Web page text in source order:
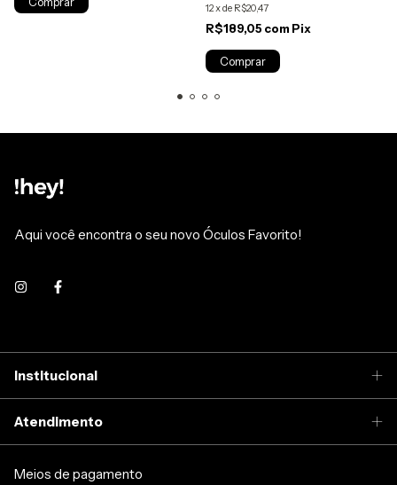
12 xde R$20,47
R$189,05 com Pix
Aqui você encontra o seu novo Óculos Favorito!
Institucional
Atendimento
Meios de pagamento